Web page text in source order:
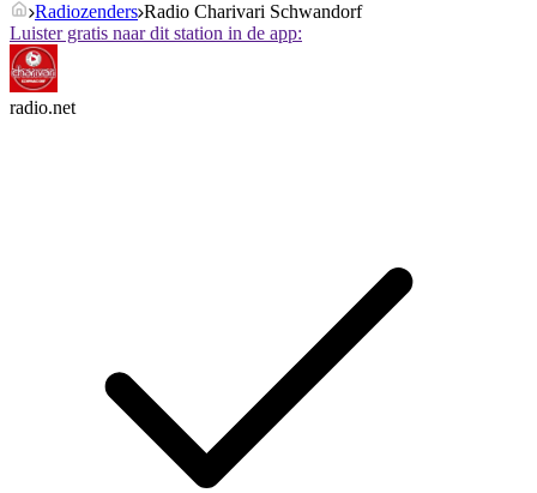
Radiozenders Radio Charivari Schwandorf
Luister gratis naar dit station in de app:
radio.net